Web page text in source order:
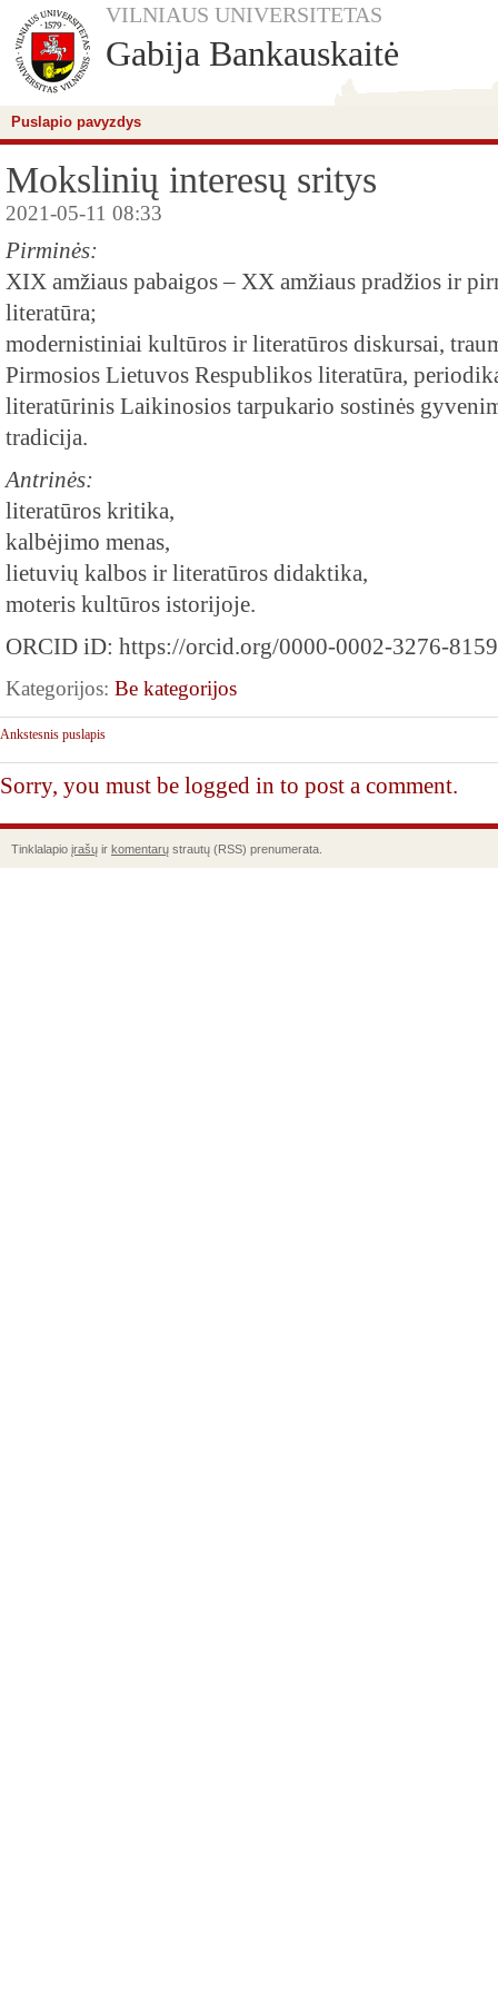
VILNIAUS UNIVERSITETAS
Gabija Bankauskaitė
Puslapio pavyzdys
Mokslinių interesų sritys
2021-05-11 08:33
Pirminės:
XIX amžiaus pabaigos – XX amžiaus pradžios ir
literatūra;
modernistiniai kultūros ir literatūros diskursai,
Pirmosios Lietuvos Respublikos literatūra,
literatūrinis Laikinosios tarpukario sostinės
tradicija.
Antrinės:
literatūros kritika,
kalbėjimo menas,
lietuvių kalbos ir literatūros didaktika,
moteris kultūros istorijoje.
ORCID iD: https://orcid.org/0000-0002-3276-8159
Kategorijos: Be kategorijos
Ankstesnis puslapis
Sorry, you must be logged in to post a comment.
Tinklalapio įrašų ir komentarų strautų (RSS) prenumerata.